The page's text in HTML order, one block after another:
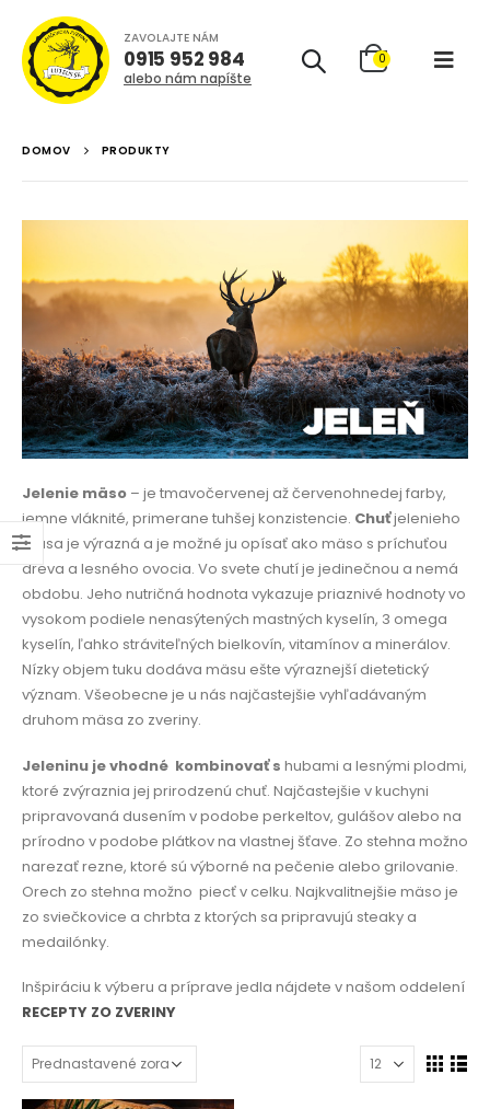
ZAVOLAJTE NÁM
0915 952 984
alebo nám napíšte
0
DOMOV PRODUKTY
Jelenie mäso – je tmavočervenej až červenohnedej farby,
jemne vláknité, primerane tuhšej konzistencie. Chuťjelenieho
mäsa je výrazná a je možné ju opísať ako mäso s príchuťou
dreva a lesného ovocia. Vo svete chutí je jedinečnou a nemá
obdobu. Jeho nutričná hodnota vykazuje priaznivé hodnoty vo
vysokom podiele nenasýtených mastných kyselín, 3 omega
kyselín, ľahko stráviteľných bielkovín, vitamínov a minerálov.
Nízky objem tuku dodáva mäsu ešte výraznejší dietetický
význam. Všeobecne je u nás najčastejšie vyhľadávaným
druhom mäsa zo zveriny.
Jeleninu je vhodné kombinovať s hubami a lesnými plodmi,
ktoré zvýraznia jej prirodzenú chuť. Najčastejšie v kuchyni
pripravovaná dusením v podobe perkeltov, gulášov alebo na
prírodno v podobe plátkov na vlastnej šťave. Zo stehna možno
narezať rezne, ktoré sú výborné na pečenie alebo grilovanie.
Orech zo stehna možno piecť v celku. Najkvalitnejšie mäso je
zo sviečkovice a chrbta z ktorých sa pripravujú steaky a
medailónky.
Inšpiráciu k výberu a príprave jedla nájdete v našom oddelení
RECEPTY ZO ZVERINY